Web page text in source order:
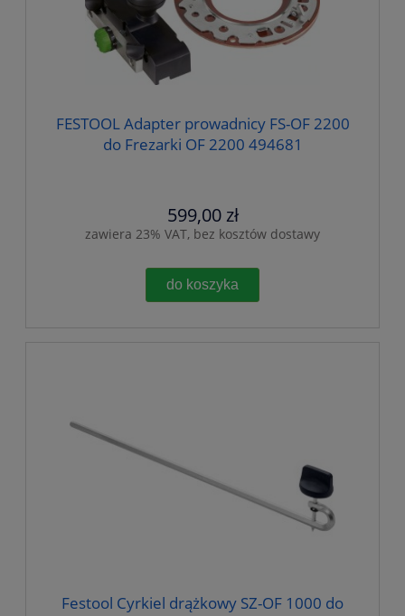
FESTOOL Adapter prowadnicy FS-OF 2200
do Frezarki OF 2200 494681
599,00 zł
zawiera 23% VAT, bez kosztów dostawy
do koszyka
Festool Cyrkiel drążkowy SZ-OF 1000 do